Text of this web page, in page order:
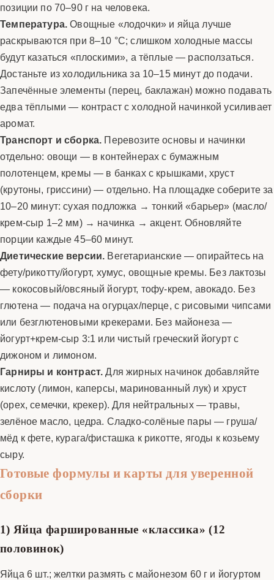
позиции по 70–90 г на человека.
Температура.Овощные «лодочки» и яйца лучше
раскрываются при 8–10 °C; слишком холодные массы
будут казаться «плоскими», а тёплые — расползаться.
Достаньте из холодильника за 10–15 минут до подачи.
Запечённые элементы (перец, баклажан) можно подавать
едва тёплыми — контраст с холодной начинкой усиливает
аромат.
Транспорт и сборка. Перевозите основы и начинки
отдельно: овощи — в контейнерах с бумажным
полотенцем, кремы — в банках с крышками, хруст
(крутоны, гриссини) — отдельно. На площадке соберите за
10–20 минут: сухая подложка → тонкий «барьер» (масло/
крем-сыр 1–2 мм) → начинка → акцент. Обновляйте
порции каждые 45–60 минут.
Диетические версии. Вегетарианские — опирайтесь на
фету/рикотту/йогурт, хумус, овощные кремы. Без лактозы
— кокосовый/овсяный йогурт, тофу-крем, авокадо. Без
глютена — подача на огурцах/перце, с рисовыми чипсами
или безглютеновыми крекерами. Без майонеза —
йогурт+крем-сыр 3:1 или чистый греческий йогурт с
дижоном и лимоном.
Гарниры и контраст.Для жирных начинок добавляйте
кислоту (лимон, каперсы, маринованный лук) и хруст
(орех, семечки, крекер). Для нейтральных — травы,
зелёное масло, цедра. Сладко-солёные пары — груша/
мёд к фете, курага/фисташка к рикотте, ягоды к козьему
сыру.
Готовые формулы и карты для уверенной
сборки
1) Яйца фаршированные «классика» (12
половинок)
Яйца 6 шт.; желтки размять с майонезом 60 г и йогуртом